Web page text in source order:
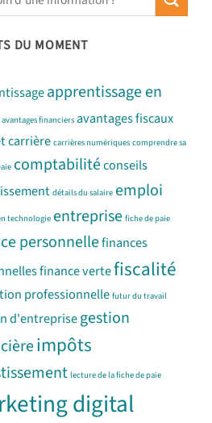
DU MOMENT
apprentissage en
avantages financiers avantages fiscaux
carrière carrières numériques comprendre sa
comptabilitéconseils
détails du salaire emploi
technologie entreprise fiche de paie
personnellefinances
finance vertefiscalité
professionnelle futur du travail
d'entreprisegestion
impôts
lecture de la fiche de paie
digital